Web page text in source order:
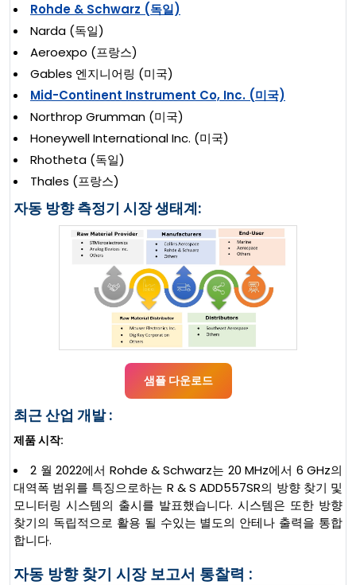
Rohde & Schwarz (독일)
Narda (독일)
Aeroexpo (프랑스)
Gables 엔지니어링 (미국)
Mid-Continent Instrument Co, Inc. (미국)
Northrop Grumman (미국)
Honeywell International Inc. (미국)
Rhotheta (독일)
Thales (프랑스)
자동 방향 측정기 시장 생태계:
샘플 다운로드
최근 산업 개발 :
제품 시작:
2 월 2022에서 Rohde & Schwarz는 20 MHz에서 6 GHz의
대역폭 범위를 특징으로하는 R & S ADD557SR의 방향 찾기 및
모니터링 시스템의 출시를 발표했습니다. 시스템은 또한 방향
찾기의 독립적으로 활용 될 수있는 별도의 안테나 출력을 통합
합니다.
자동 방향 찾기 시장 보고서 통찰력 :